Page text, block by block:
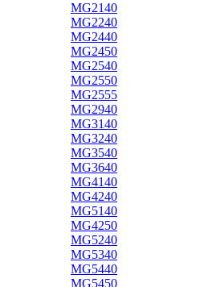
MG2140
MG2240
MG2440
MG2450
MG2540
MG2550
MG2555
MG2940
MG3140
MG3240
MG3540
MG3640
MG4140
MG4240
MG5140
MG4250
MG5240
MG5340
MG5440
MG5450